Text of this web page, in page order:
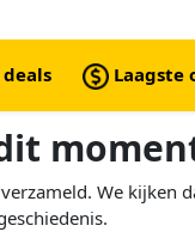
Laagste
We